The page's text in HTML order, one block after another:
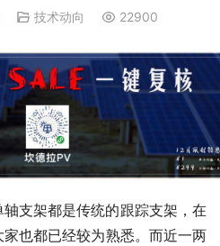
技术动向 22900
支架都是传统的跟踪支架，在
也都已经较为熟悉。而近一两